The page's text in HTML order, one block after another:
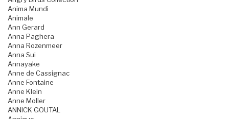
Anima Mundi
Animale
Ann Gerard
Anna Paghera
Anna Rozenmeer
Anna Sui
Annayake
Anne de Cassignac
Anne Fontaine
Anne Klein
Anne Moller
ANNICK GOUTAL